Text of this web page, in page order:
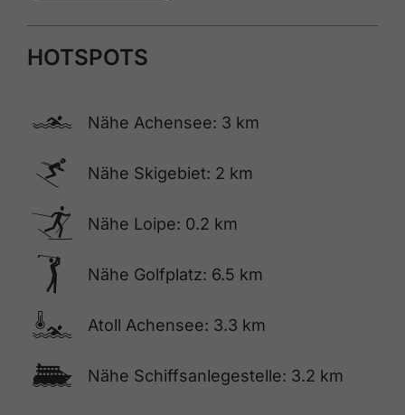
HOTSPOTS
🅐 Nähe Achensee: 3 km
🅆 Nähe Skigebiet: 2 km
🅇 Nähe Loipe: 0.2 km
🅢 Nähe Golfplatz: 6.5 km
🍳 Atoll Achensee: 3.3 km
🕑 Nähe Schiffsanlegestelle: 3.2 km